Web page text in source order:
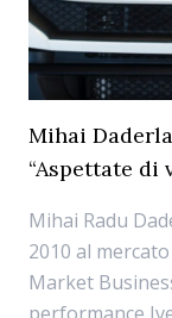
Mihai
“Aspettate di
Mihai Radu
2010 al
Market